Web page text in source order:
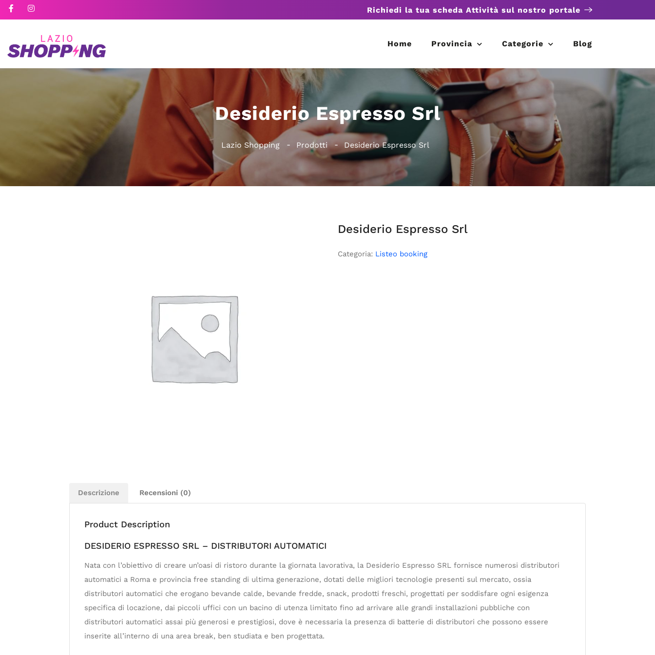
Richiedi la tua scheda Attività sul nostro portale
Home Provincia Categorie Blog
Desiderio Espresso Srl
Lazio Shopping Prodotti Desiderio Espresso Srl
Desiderio Espresso Srl
Categoria: Listeo booking
Descrizione Recensioni (0)
Product Description
DESIDERIO ESPRESSO SRL – DISTRIBUTORI AUTOMATICI
Nata con l’obiettivo di creare un’oasi di ristoro durante la giornata lavorativa, la Desiderio Espresso SRL fornisce numerosi distributori
automatici a Roma e provincia free standing di ultima generazione, dotati delle migliori tecnologie presenti sul mercato, ossia
distributori automatici che erogano bevande calde, bevande fredde, snack, prodotti freschi, progettati per soddisfare ogni esigenza
specifica di locazione, dai piccoli uffici con un bacino di utenza limitato fino ad arrivare alle grandi installazioni pubbliche con
distributori automatici assai più generosi e prestigiosi, dove è necessaria la presenza di batterie di distributori che possono essere
inserite all’interno di una area break, ben studiata e ben progettata.